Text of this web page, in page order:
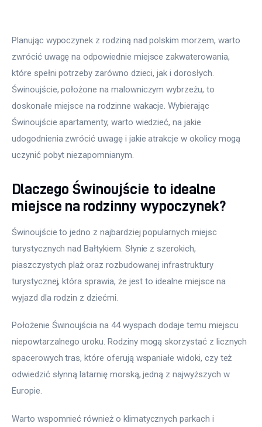
Planując wypoczynek z rodziną nad polskim morzem, warto
zwrócić uwagę na odpowiednie miejsce zakwaterowania,
które spełni potrzeby zarówno dzieci, jak i dorosłych.
Świnoujście, położone na malowniczym wybrzeżu, to
doskonałe miejsce na rodzinne wakacje. Wybierając
Świnoujście apartamenty, warto wiedzieć, na jakie
udogodnienia zwrócić uwagę i jakie atrakcje w okolicy mogą
uczynić pobyt niezapomnianym.
Dlaczego Świnoujście to idealne
miejsce na rodzinny wypoczynek?
Świnoujście to jedno z najbardziej popularnych miejsc
turystycznych nad Bałtykiem. Słynie z szerokich,
piaszczystych plaż oraz rozbudowanej infrastruktury
turystycznej, która sprawia, że jest to idealne miejsce na
wyjazd dla rodzin z dziećmi.
Położenie Świnoujścia na 44 wyspach dodaje temu miejscu
niepowtarzalnego uroku. Rodziny mogą skorzystać z licznych
spacerowych tras, które oferują wspaniałe widoki, czy też
odwiedzić słynną latarnię morską, jedną z najwyższych w
Europie.
Warto wspomnieć również o klimatycznych parkach i